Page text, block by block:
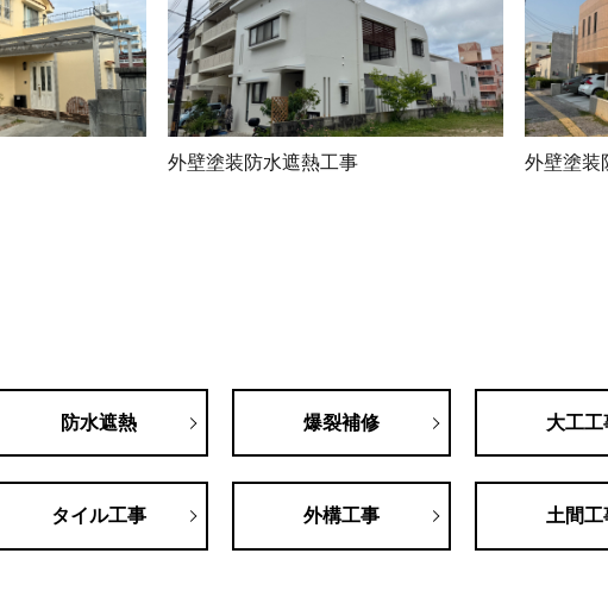
外壁塗装防水遮熱工事 外壁塗装
防水遮熱 爆裂補修 大工工
タイル工事 外構工事 土間工